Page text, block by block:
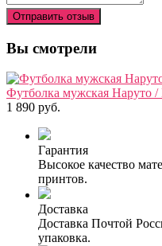
Отправить отзыв
Вы смотрели
Футболка мужская Наруто /
1 890 руб.
Гарантия
Высокое качество
принтов.
Доставка
Доставка Почтой
упаковка.